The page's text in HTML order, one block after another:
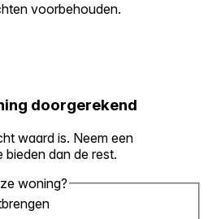
voorbehouden.
doorgerekend
waard is. Neem een
dan de rest.
woning?